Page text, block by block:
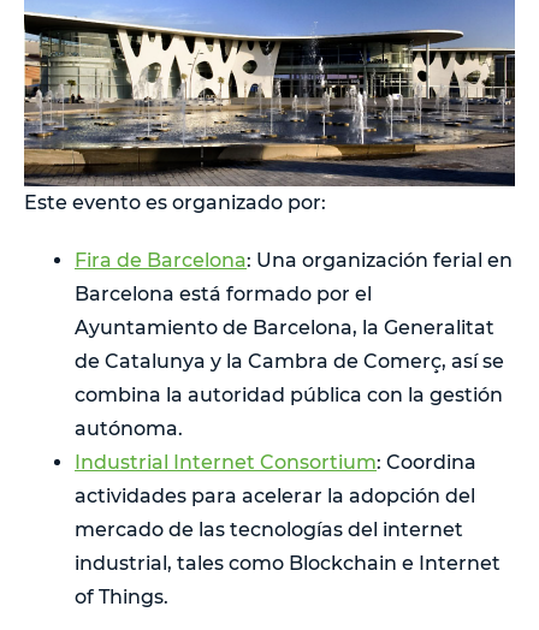
Este evento es organizado por:
Fira de Barcelona: Una organización ferial en
Barcelona está formado por el
Ayuntamiento de Barcelona, la Generalitat
de Catalunya y la Cambra de Comerç, así se
combina la autoridad pública con la gestión
autónoma.
Industrial Internet Consortium: Coordina
actividades para acelerar la adopción del
mercado de las tecnologías del internet
industrial, tales como Blockchain e Internet
of Things.